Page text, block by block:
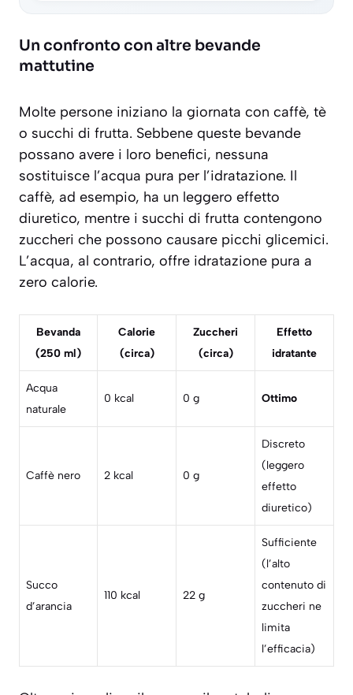
Un confronto con altre bevande
mattutine
Molte persone iniziano la giornata con caffè, tè
o succhi di frutta. Sebbene queste bevande
possano avere i loro benefici, nessuna
sostituisce l’acqua pura per l’idratazione. Il
caffè, ad esempio, ha un leggero effetto
diuretico, mentre i succhi di frutta contengono
zuccheri che possono causare picchi glicemici.
L’acqua, al contrario, offre idratazione pura a
zero calorie.
Bevanda
(250 ml)
Calorie
(circa)
Zuccheri
(circa)
Effetto
idratante
Acqua
naturale
0 kcal 0 g Ottimo
Caffè nero 2 kcal 0 g
Discreto
(leggero
effetto
diuretico)
Succo
d’arancia
110 kcal 22 g
Sufficiente
(l’alto
contenuto di
zuccheri ne
limita
l’efficacia)